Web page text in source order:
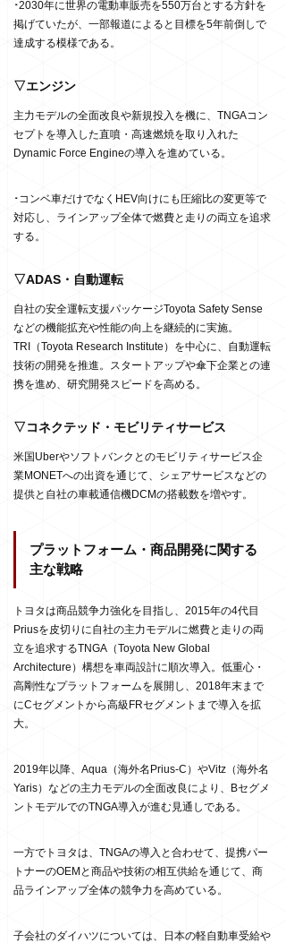
･2030年に世界の電動車販売を550万台とする方針を
掲げていたが、一部報道によると目標を5年前倒しで
達成する模様である。
▽エンジン
主力モデルの全面改良や新規投入を機に、TNGAコン
セプトを導入した直噴・高速燃焼を取り入れた
Dynamic Force Engineの導入を進めている。
･コンベ車だけでなくHEV向けにも圧縮比の変更等で
対応し、ラインアップ全体で燃費と走りの両立を追求
する。
▽ADAS・自動運転
自社の安全運転支援パッケージToyota Safety Sense
などの機能拡充や性能の向上を継続的に実施。
TRI（Toyota Research Institute）を中心に、自動運転
技術の開発を推進。スタートアップや傘下企業との連
携を進め、研究開発スピードを高める。
▽コネクテッド・モビリティサービス
米国Uberやソフトバンクとのモビリティサービス企
業MONETへの出資を通じて、シェアサービスなどの
提供と自社の車載通信機DCMの搭載数を増やす。
プラットフォーム・商品開発に関する
主な戦略
トヨタは商品競争力強化を目指し、2015年の4代目
Priusを皮切りに自社の主力モデルに燃費と走りの両
立を追求するTNGA（Toyota New Global
Architecture）構想を車両設計に順次導入。低重心・
高剛性なプラットフォームを展開し、2018年末まで
にCセグメントから高級FRセグメントまで導入を拡
大。
2019年以降、Aqua（海外名Prius-C）やVitz（海外名
Yaris）などの主力モデルの全面改良により、Bセグメ
ントモデルでのTNGA導入が進む見通しである。
一方でトヨタは、TNGAの導入と合わせて、提携パー
トナーのOEMと商品や技術の相互供給を通じて、商
品ラインアップ全体の競争力を高めている。
子会社のダイハツについては、日本の軽自動車受給や